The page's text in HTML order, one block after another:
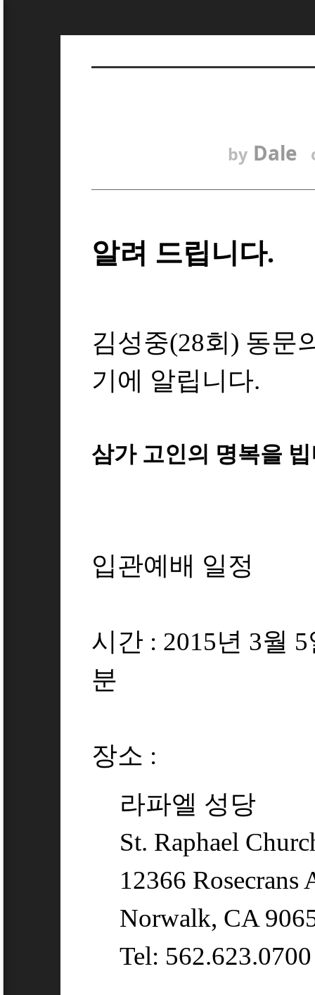
by Dale
알려 드립니다.
김성중(28회) 동문
기에 알립니다.
삼가 고인의 명복을
입관예배 일정
시간 : 2015년 3월
분
장소 :
라파엘 성당
St. Raphael
12366 Rosecrans
Norwalk, CA
Tel: 562.623.0700